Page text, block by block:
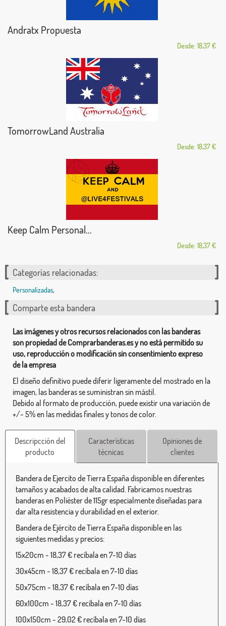
Andratx Propuesta
Desde: 18,37 €
TomorrowLand Australia
Desde: 18,37 €
Keep Calm Personal...
Desde: 18,37 €
Categorías relacionadas:
Personalizadas,
Comparte esta bandera
Las imágenes y otros recursos relacionados con las banderas
son propiedad de Comprarbanderas.es y no está permitido su
uso, reproducción o modificación sin consentimiento expreso
de la empresa
El diseño definitivo puede diferir ligeramente del mostrado en la
imagen, las banderas se suministran sin mástil.
Debido al formato de producción, puede existir una variación de
+/- 5% en las medidas finales y tonos de color.
Descripcción del
producto
Características
técnicas
Opiniones de
clientes
Bandera de Ejercito de Tierra España disponible en diferentes
tamaños y acabados de alta calidad. Fabricamos nuestras
banderas en Poliéster de 115gr especialmente diseñadas para
dar alta resistencia y durabilidad en el exterior.
Bandera de Ejército de Tierra España disponible en las
siguientes medidas y precios:
15x20cm - 18,37 € recíbala en 7-10 días
30x45cm - 18,37 € recíbala en 7-10 días
50x75cm - 18,37 € recíbala en 7-10 días
60x100cm - 18,37 € recíbala en 7-10 días
100x150cm - 29,02 € recíbala en 7-10 días